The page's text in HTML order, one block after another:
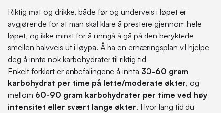
Riktig mat og drikke, både før og underveis i løpet er
avgjørende for at man skal klare å prestere gjennom hele
løpet, og ikke minst for å unngå å gå på den beryktede
smellen halvveis ut i løypa. Å ha en ernæringsplan vil hjelpe
deg å innta nok karbohydrater til riktig tid.
Enkelt forklart er anbefalingene å innta 30-60 gram
karbohydrat per time på lette/moderate økter, og
mellom 60-90 gram karbohydrater per time ved høy
intensitet eller svært lange økter. Hvor lang tid du